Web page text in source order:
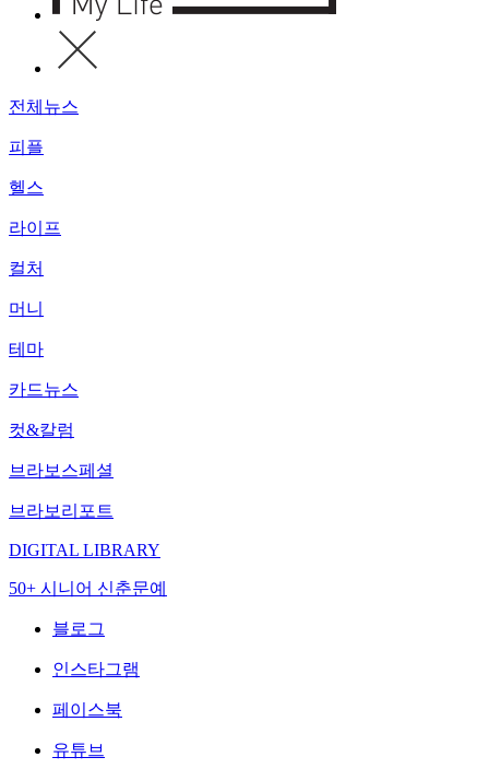
전체뉴스
피플
헬스
라이프
컬처
머니
테마
카드뉴스
컷&칼럼
브라보스페셜
브라보리포트
DIGITAL LIBRARY
50+ 시니어 신춘문예
블로그
인스타그램
페이스북
유튜브